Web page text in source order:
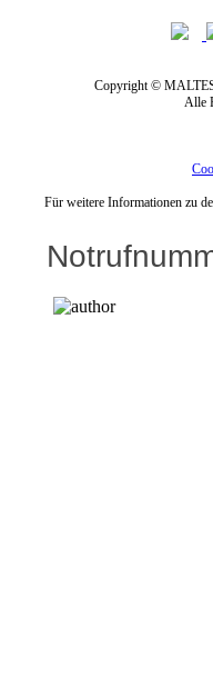
Copyright ©
Alle
Für weitere Informationen zu